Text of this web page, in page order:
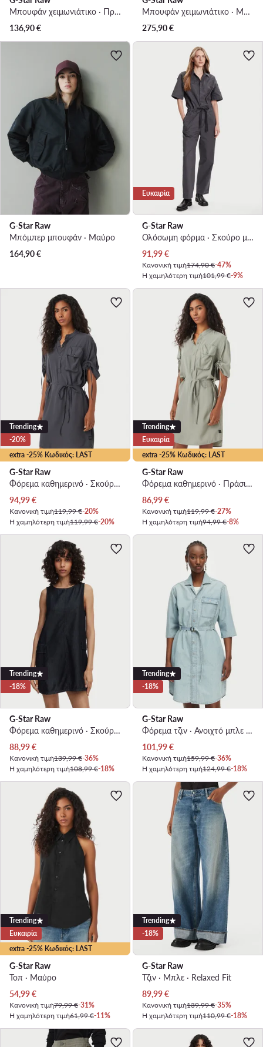
Μπουφάν χειμωνιάτικο · Πράσινο
136,90€
Μπουφάν χειμωνιάτικο · Μαύρο
275,90€
G-Star Raw
Μπόμπερ μπουφάν · Μαύρο
164,90€
Ευκαιρία
G-Star Raw
Ολόσωμη φόρμα · Σκούρο μπλε · Μακρύ
Τρέχουσα τιμή
91,99€
Κανονική τιμή174,90 €-47%
Η χαμηλότερη τιμή101,99 €-9%
extra -25% Κωδικός: LAST
Trending
-20%
G-Star Raw
Φόρεμα καθημερινό · Σκούρο γκρι · Mini
Τρέχουσα τιμή
94,99€
Κανονική τιμή119,99 €-20%
Η χαμηλότερη τιμή119,99 €-20%
extra -25% Κωδικός: LAST
Trending
Ευκαιρία
G-Star Raw
Φόρεμα καθημερινό · Πράσινο · Mini
Τρέχουσα τιμή
86,99€
Κανονική τιμή119,99 €-27%
Η χαμηλότερη τιμή94,99 €-8%
Trending
-18%
G-Star Raw
Φόρεμα καθημερινό · Σκούρο μπλε · Mini
Τρέχουσα τιμή
88,99€
Κανονική τιμή139,99 €-36%
Η χαμηλότερη τιμή108,99 €-18%
Trending
-18%
G-Star Raw
Φόρεμα τζιν · Ανοιχτό μπλε · Mini
Τρέχουσα τιμή
101,99€
Κανονική τιμή159,99 €-36%
Η χαμηλότερη τιμή124,99 €-18%
extra -25% Κωδικός: LAST
Trending
Ευκαιρία
G-Star Raw
Τοπ · Μαύρο
Τρέχουσα τιμή
54,99€
Κανονική τιμή79,99 €-31%
Η χαμηλότερη τιμή61,99 €-11%
Trending
-18%
G-Star Raw
Τζιν · Μπλε · Relaxed Fit
Τρέχουσα τιμή
89,99€
Κανονική τιμή139,99 €-35%
Η χαμηλότερη τιμή110,99 €-18%